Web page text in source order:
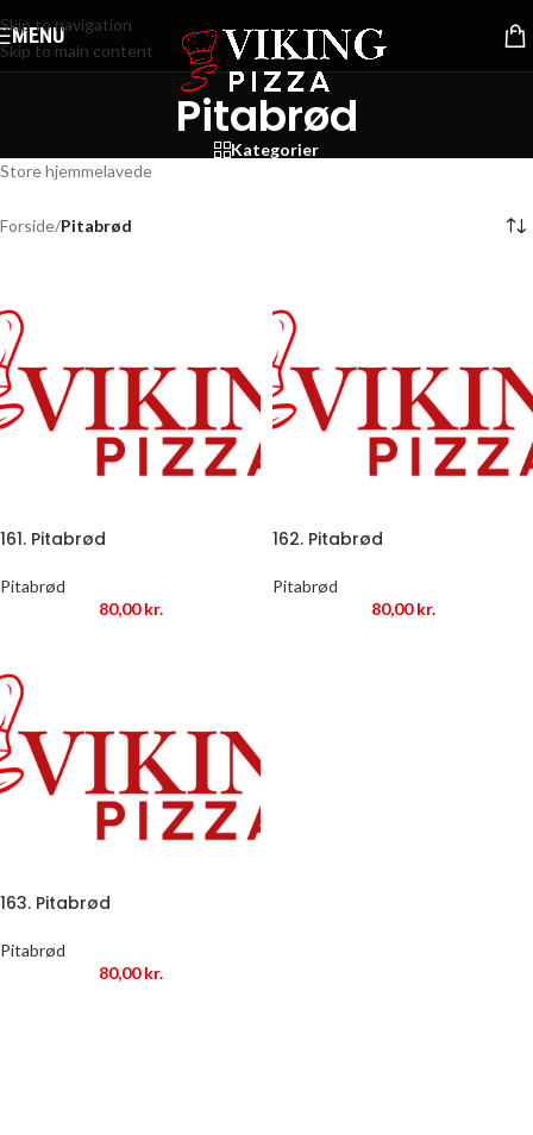
Skip to navigation
Skip to main content
MENU
Pitabrød
Kategorier
Store hjemmelavede
Forside/Pitabrød
161. Pitabrød
Pitabrød
80,00kr.
162. Pitabrød
Pitabrød
80,00kr.
163. Pitabrød
Pitabrød
80,00kr.